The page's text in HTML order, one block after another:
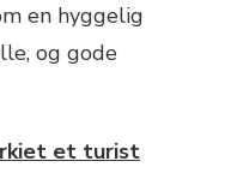
en hyggelig
og gode
et turist